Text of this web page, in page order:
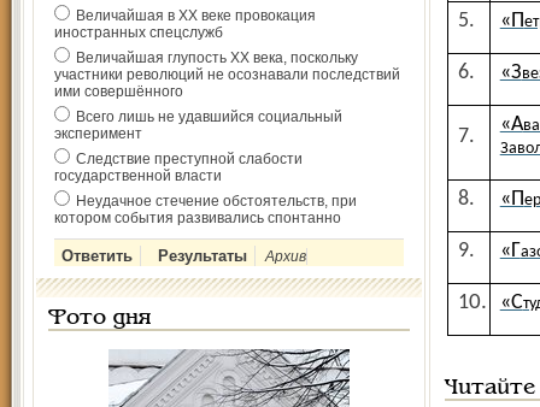
Величайшая в ХХ веке провокация
иностранных спецслужб
Величайшая глупость ХХ века, поскольку
участники революций не осознавали последствий
ими совершённого
Всего лишь не удавшийся социальный
эксперимент
Следствие преступной слабости
государственной власти
Неудачное стечение обстоятельств, при
котором события развивались спонтанно
Архив
Фото дня
5. «П
6. «З
7.
«А
8. «П
9. «Г
10. «С